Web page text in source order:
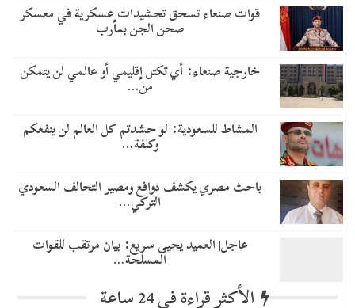
قوات صنعاء تسحق تحشيدات عسكرية في معسكر
صحن الجن بمأرب
خارجية صنعاء: أي تكتل إقليمي أو عالمي لن يتمكن
من…
المشاط للسعودية: لو حشدتم كل العالم لن ينفعكم
وكلفة…
باحث مصري يكشف دوافع ومصير التحالف السعودي
التركي…
عاجل| العميد يحيى سريع: بيان مرتقب للقوات
المسلحة…
الأكثر قراءة في 24 ساعة